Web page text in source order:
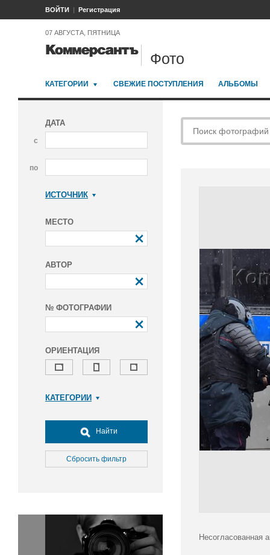
ВОЙТИ Регистрация
07 АВГУСТА, ПЯТНИЦА
Фото
КАТЕГОРИИ СВЕЖИЕ ПОСТУПЛЕНИЯ АЛЬБОМЫ
ДАТА
с
по
ИСТОЧНИК
МЕСТО
АВТОР
№ ФОТОГРАФИИ
ОРИЕНТАЦИЯ
КАТЕГОРИИ
Досуг, туризм и отдых
Культура
Медицина
Окружающая среда
Политика
Правосудие
Найти
Сбросить фильтр
Несогласованная